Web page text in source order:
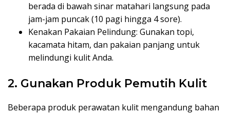
berada di bawah sinar matahari langsung pada
jam-jam puncak (10 pagi hingga 4 sore).
Kenakan Pakaian Pelindung: Gunakan topi,
kacamata hitam, dan pakaian panjang untuk
melindungi kulit Anda.
2. Gunakan Produk Pemutih Kulit
Beberapa produk perawatan kulit mengandung bahan